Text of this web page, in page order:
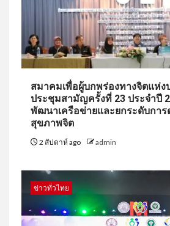
สมาคมเพื่อผู้บกพร่องทางจิตแห่ง
ประชุมสามัญครั้งที่ 23 ประจำปี
พัฒนาเครือข่ายและยกระดับการ
สุขภาพจิต
2 สัปดาห์ ago admin
ข่าวทั่วไทย